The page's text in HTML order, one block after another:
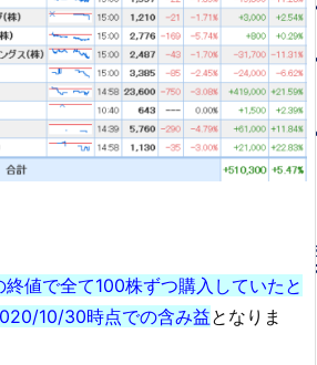
値で全て100株ずつ購入していたと
10/30時点での含み益となりま